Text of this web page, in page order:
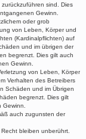
sind. Dies
Gewinn.
oder grob
von Leben, Körper und
(Kardinalpflichten) auf
und im übrigen der
begrenzt. Dies gilt auch
Gewinn.
von Leben, Körper
Verhalten des Betreibers
Schäden und im Übrigen
begrenzt. Dies gilt
auch zugunsten der
bleiben unberührt.